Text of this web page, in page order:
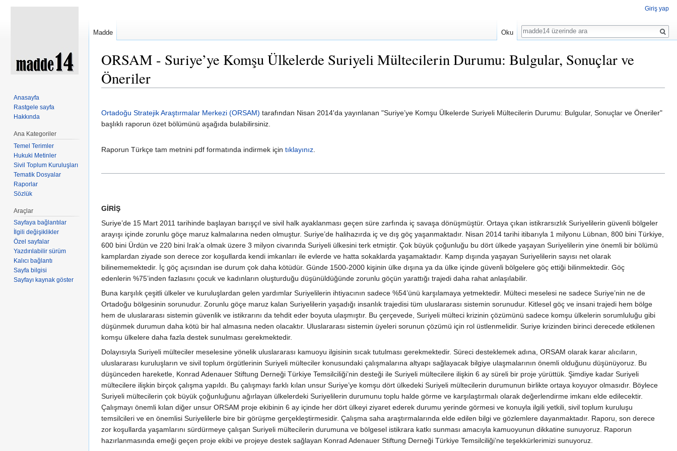
ORSAM - Suriye’ye Komşu Ülkelerde Suriyeli Mültecilerin Durumu: Bulgular, Sonuçlar ve
Öneriler
Ortadoğu Stratejik Araştırmalar Merkezi (ORSAM) tarafından Nisan 2014'da yayınlanan "Suriye’ye Komşu Ülkelerde Suriyeli Mültecilerin Durumu: Bulgular, Sonuçlar ve Öneriler"
başlıklı raporun özet bölümünü aşağıda bulabilirsiniz.
Raporun Türkçe tam metnini pdf formatında indirmek için tıklayınız.
GİRİŞ
Suriye’de 15 Mart 2011 tarihinde başlayan barışçıl ve sivil halk ayaklanması geçen süre zarfında iç savaşa dönüşmüştür. Ortaya çıkan istikrarsızlık Suriyelilerin güvenli bölgeler
arayışı içinde zorunlu göçe maruz kalmalarına neden olmuştur. Suriye’de halihazırda iç ve dış göç yaşanmaktadır. Nisan 2014 tarihi itibarıyla 1 milyonu Lübnan, 800 bini Türkiye,
600 bini Ürdün ve 220 bini Irak’a olmak üzere 3 milyon civarında Suriyeli ülkesini terk etmiştir. Çok büyük çoğunluğu bu dört ülkede yaşayan Suriyelilerin yine önemli bir bölümü
kamplardan ziyade son derece zor koşullarda kendi imkanları ile evlerde ve hatta sokaklarda yaşamaktadır. Kamp dışında yaşayan Suriyelilerin sayısı net olarak
bilinememektedir. İç göç açısından ise durum çok daha kötüdür. Günde 1500-2000 kişinin ülke dışına ya da ülke içinde güvenli bölgelere göç ettiği bilinmektedir. Göç
edenlerin %75’inden fazlasını çocuk ve kadınların oluşturduğu düşünüldüğünde zorunlu göçün yarattığı trajedi daha rahat anlaşılabilir.
Buna karşılık çeşitli ülkeler ve kuruluşlardan gelen yardımlar Suriyelilerin ihtiyacının sadece %54’ünü karşılamaya yetmektedir. Mülteci meselesi ne sadece Suriye’nin ne de
Ortadoğu bölgesinin sorunudur. Zorunlu göçe maruz kalan Suriyelilerin yaşadığı insanlık trajedisi tüm uluslararası sistemin sorunudur. Kitlesel göç ve insani trajedi hem bölge
hem de uluslararası sistemin güvenlik ve istikrarını da tehdit eder boyuta ulaşmıştır. Bu çerçevede, Suriyeli mülteci krizinin çözümünü sadece komşu ülkelerin sorumluluğu gibi
düşünmek durumun daha kötü bir hal almasına neden olacaktır. Uluslararası sistemin üyeleri sorunun çözümü için rol üstlenmelidir. Suriye krizinden birinci derecede etkilenen
komşu ülkelere daha fazla destek sunulması gerekmektedir.
Dolayısıyla Suriyeli mülteciler meselesine yönelik uluslararası kamuoyu ilgisinin sıcak tutulması gerekmektedir. Süreci desteklemek adına, ORSAM olarak karar alıcıların,
uluslararası kuruluşların ve sivil toplum örgütlerinin Suriyeli mülteciler konusundaki çalışmalarına altyapı sağlayacak bilgiye ulaşmalarının önemli olduğunu düşünüyoruz. Bu
düşünceden hareketle, Konrad Adenauer Stiftung Derneği Türkiye Temsilciliği’nin desteği ile Suriyeli mültecilere ilişkin 6 ay süreli bir proje yürüttük. Şimdiye kadar Suriyeli
mültecilere ilişkin birçok çalışma yapıldı. Bu çalışmayı farklı kılan unsur Suriye’ye komşu dört ülkedeki Suriyeli mültecilerin durumunun birlikte ortaya koyuyor olmasıdır. Böylece
Suriyeli mültecilerin çok büyük çoğunluğunu ağırlayan ülkelerdeki Suriyelilerin durumunu toplu halde görme ve karşılaştırmalı olarak değerlendirme imkanı elde edilecektir.
Çalışmayı önemli kılan diğer unsur ORSAM proje ekibinin 6 ay içinde her dört ülkeyi ziyaret ederek durumu yerinde görmesi ve konuyla ilgili yetkili, sivil toplum kuruluşu
temsilcileri ve en önemlisi Suriyelilerle bire bir görüşme gerçekleştirmesidir. Çalışma saha araştırmalarında elde edilen bilgi ve gözlemlere dayanmaktadır. Raporu, son derece
zor koşullarda yaşamlarını sürdürmeye çalışan Suriyeli mültecilerin durumuna ve bölgesel istikrara katkı sunması amacıyla kamuoyunun dikkatine sunuyoruz. Raporun
hazırlanmasında emeği geçen proje ekibi ve projeye destek sağlayan Konrad Adenauer Stiftung Derneği Türkiye Temsilciliği’ne teşekkürlerimizi sunuyoruz.
Giriş yap
Madde Oku
Ara
Anasayfa
Rastgele sayfa
Hakkında
Ana Kategoriler
Temel Terimler
Hukuki Metinler
Sivil Toplum Kuruluşları
Tematik Dosyalar
Raporlar
Sözlük
Araçlar
Sayfaya bağlantılar
İlgili değişiklikler
Özel sayfalar
Yazdırılabilir sürüm
Kalıcı bağlantı
Sayfa bilgisi
Sayfayı kaynak göster